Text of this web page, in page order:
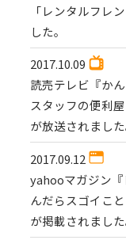
「レンタルフレ
した。
2017.10.09
読売テレビ『か
スタッフの便利
が放送されました
2017.09.12
yahooマガジン『
んだらスゴイこ
が掲載されました